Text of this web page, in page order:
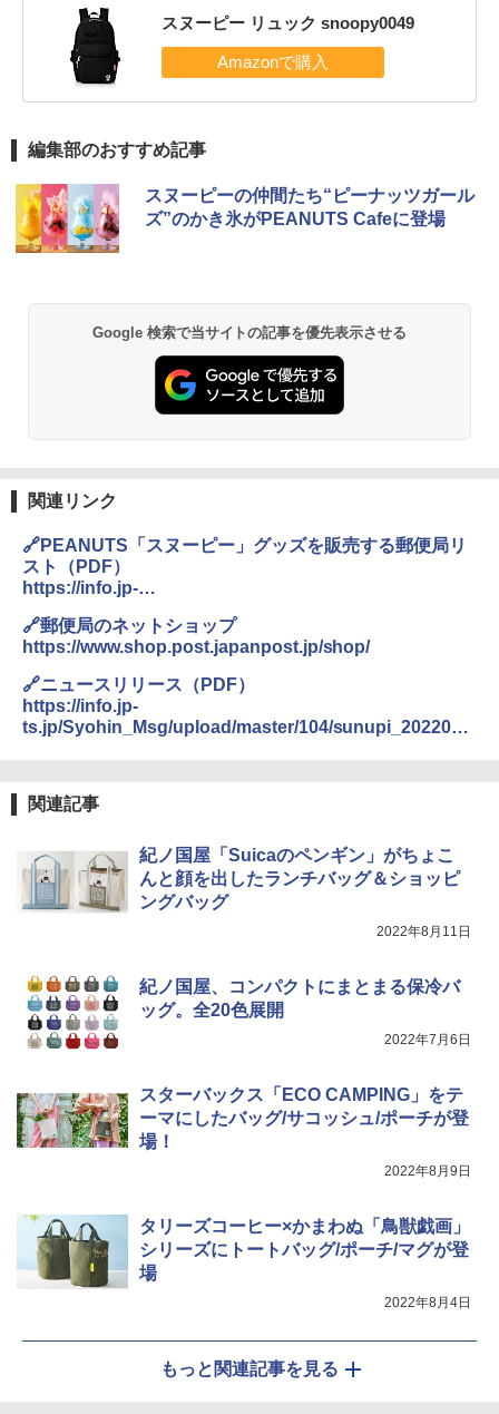
スヌーピー リュック snoopy0049
編集部のおすすめ記事
スヌーピーの仲間たち“ピーナッツガール
ズ”のかき氷がPEANUTS Cafeに登場
Google 検索で当サイトの記事を優先表示させる
関連リンク
🔗PEANUTS「スヌーピー」グッズを販売する郵便局リ
スト（PDF）
https://info.jp-
🔗郵便局のネットショップ
https://www.shop.post.japanpost.jp/shop/
🔗ニュースリリース（PDF）
https://info.jp-
ts.jp/Syohin_Msg/upload/master/104/sunupi_2022081
関連記事
紀ノ国屋「Suicaのペンギン」がちょこ
んと顔を出したランチバッグ＆ショッピ
ングバッグ
2022年8月11日
紀ノ国屋、コンパクトにまとまる保冷バ
ッグ。全20色展開
2022年7月6日
スターバックス「ECO CAMPING」をテ
ーマにしたバッグ/サコッシュ/ポーチが登
場！
2022年8月9日
タリーズコーヒー×かまわぬ「鳥獣戯画」
シリーズにトートバッグ/ポーチ/マグが登
場
2022年8月4日
もっと関連記事を見る